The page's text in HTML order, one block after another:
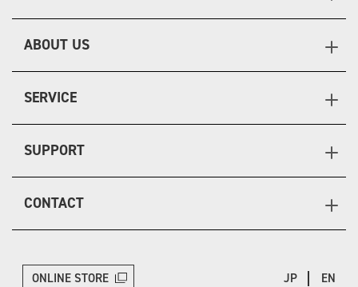
ABOUT US
SERVICE
SUPPORT
CONTACT
ONLINE STORE JP EN